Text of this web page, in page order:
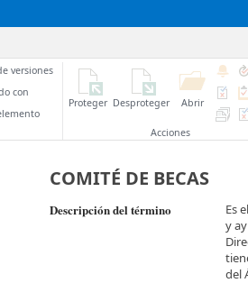
versiones
con
Proteger Desproteger Abrir
Acciones
COMITÉ DE BECAS
Descripción del término
Es
y
del